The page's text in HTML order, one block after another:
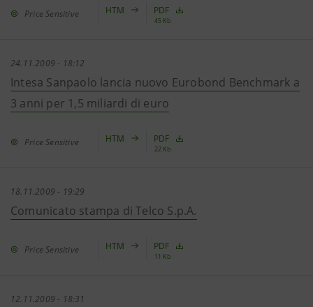
Price Sensitive HTM PDF
45 Kb
24.11.2009 - 18:12
Intesa Sanpaolo lancia nuovo Eurobond Benchmark a
3 anni per 1,5 miliardi di euro
Price Sensitive HTM PDF
22 Kb
18.11.2009 - 19:29
Comunicato stampa di Telco S.p.A.
Price Sensitive HTM PDF
11 Kb
12.11.2009 - 18:31